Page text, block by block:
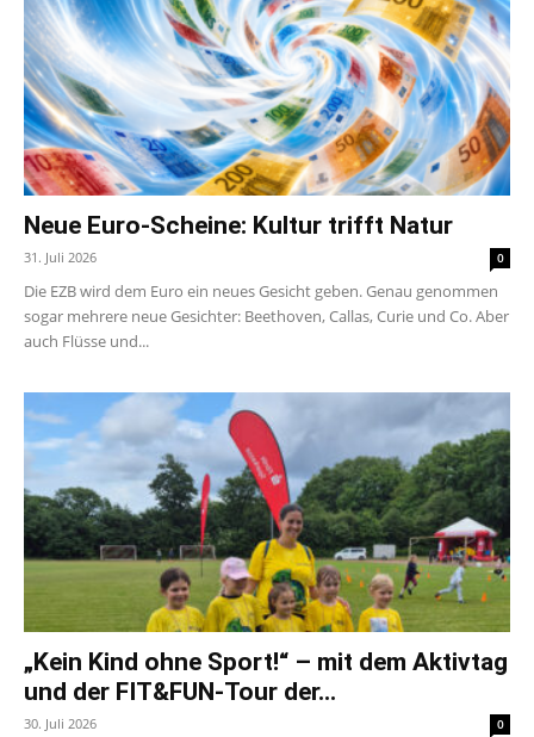
Neue Euro-Scheine: Kultur trifft Natur
31. Juli 2026 0
Die EZB wird dem Euro ein neues Gesicht geben. Genau genommen
sogar mehrere neue Gesichter: Beethoven, Callas, Curie und Co. Aber
auch Flüsse und...
„Kein Kind ohne Sport!“ – mit dem Aktivtag
und der FIT&FUN-Tour der...
30. Juli 2026 0